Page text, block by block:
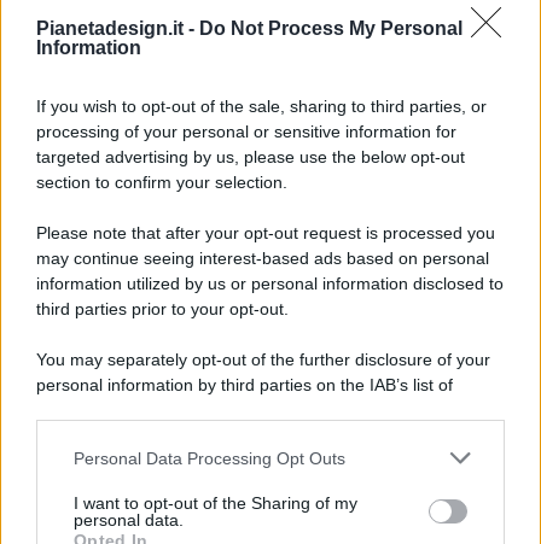
Pianetadesign.it - Do Not Process My Personal
Information
If you wish to opt-out of the sale, sharing to third parties, or
processing of your personal or sensitive information for
targeted advertising by us, please use the below opt-out
section to confirm your selection.
Please note that after your opt-out request is processed you
may continue seeing interest-based ads based on personal
information utilized by us or personal information disclosed to
third parties prior to your opt-out.
You may separately opt-out of the further disclosure of your
personal information by third parties on the IAB’s list of
This information may also be disclosed by us to third parties
disclose it to other third parties.
Personal Data Processing Opt Outs
I want to opt-out of the Sharing of my
personal data.
© 2026 - Pianeta Design - P.IVA 04827280654 - Testata
Registrata Al Tribunale Di Nocera Inferiore N. 8/2020 - RG N.
ISCRIZIONE AL ROC N. 35792 – ISCRITTA ALL’ANSO
(ASSOCIAZIONE NAZIONALE STAMPA ONLINE)
PREFERENZE PRIVACY